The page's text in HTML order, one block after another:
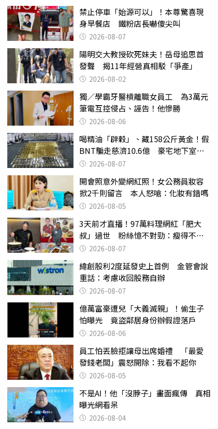
禁止停車「始源可以」！本尊驚喜現
身早餐店 鐵粉店長嚇傻尖叫
2026-08-07
陽明交大教授砍死妹夫！岳母追思首
發聲 揭11年經營真相駁「爭產」
2026-08-02
獨／學霸牙醫槓離職女員工 為3萬元
筆電互控侵占、誣告！他慘勝
2026-08-06
喝精油「辟穀」、藏158公斤黃金！假
BNT騙走慈濟10.6億 豪宅地下室竟
挖出乾鮑金庫
2026-08-07
開會照意外變網紅照！女公務員妝容
掀2千則留言 本人怒嗆：化妝有錯嗎
2026-08-05
3天前才直播！97萬料理網紅「肥大
叔」過世 粉絲憶不對勁：瘦得不合
理 2026-08-07
緯創股利2度延發史上首例 金管會說
重話：考慮收回股務自辦
2026-08-07
億萬富豪遭兒「大義滅親」！偷生子
怕曝光 竟盜鄰居身份辦假證落戶
2026-08-06
員工怕丟臉拒讓母出席婚禮 「最愛
發錢老闆」震怒開除：我看不起你
2026-08-05
不是AI！他「沒脖子」畫面瘋傳 真相
曝光網看呆
2026-08-04